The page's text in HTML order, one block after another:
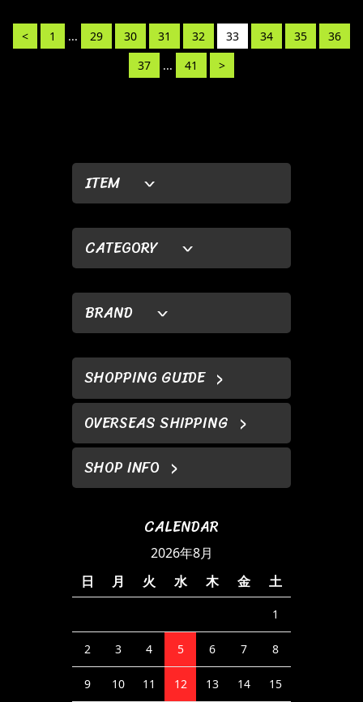
ITEM
CATEGORY
BRAND
SHOPPING GUIDE
OVERSEAS SHIPPING
SHOP INFO
CALENDAR
2026年8月
日
月 火 水 木 金 土
1
2 3 4 5 6 7 8
9 10 11 12 13 14 15
< 1 ... 29 30 31 32 33 34 35
36
37
... 41 >